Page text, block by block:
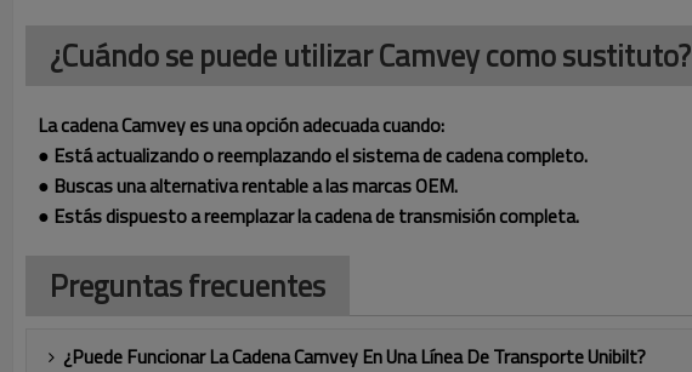
¿Cuándo se puede utilizar Camvey como sustituto?
La cadena Camvey es una opción adecuada cuando:
● Está actualizando o reemplazando el sistema de cadena completo.
● Buscas una alternativa rentable a las marcas OEM.
● Estás dispuesto a reemplazar la cadena de transmisión completa.
Preguntas frecuentes
¿Puede Funcionar La Cadena Camvey En Una Línea De Transporte Unibilt?